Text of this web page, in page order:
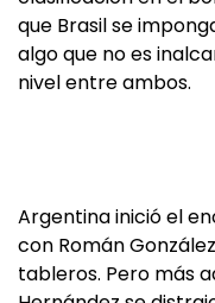
que Brasil se
algo que no es
nivel entre ambos.
Argentina inició el
con Román
tableros. Pero más